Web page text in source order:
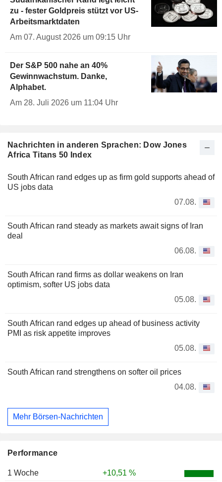
Nachrichten in anderen Sprachen: Dow Jones
Africa Titans 50 Index
South African rand edges up as firm gold supports ahead of
US jobs data
07.08.
South African rand steady as markets await signs of Iran
deal
06.08.
South African rand firms as dollar weakens on Iran
optimism, softer US jobs data
05.08.
South African rand edges up ahead of business activity
PMI as risk appetite improves
05.08.
South African rand strengthens on softer oil prices
04.08.
Mehr Börsen-Nachrichten
zu - fester Goldpreis stützt vor US-
Arbeitsmarktdaten
Am 07. August 2026 um 09:15 Uhr
Der S&P 500 nahe an 40%
Gewinnwachstum. Danke,
Alphabet.
Am 28. Juli 2026 um 11:04 Uhr
Performance
1 Woche
+10,51 %